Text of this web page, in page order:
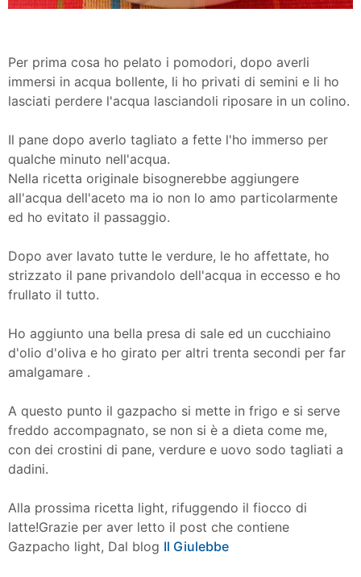
Per prima cosa ho pelato i pomodori, dopo averli
immersi in acqua bollente, li ho privati di semini e li ho
lasciati perdere l'acqua lasciandoli riposare in un colino.
Il pane dopo averlo tagliato a fette l'ho immerso per
qualche minuto nell'acqua.
Nella ricetta originale bisognerebbe aggiungere
all'acqua dell'aceto ma io non lo amo particolarmente
ed ho evitato il passaggio.
Dopo aver lavato tutte le verdure, le ho affettate, ho
strizzato il pane privandolo dell'acqua in eccesso e ho
frullato il tutto.
Ho aggiunto una bella presa di sale ed un cucchiaino
d'olio d'oliva e ho girato per altri trenta secondi per far
amalgamare .
A questo punto il gazpacho si mette in frigo e si serve
freddo accompagnato, se non si è a dieta come me,
con dei crostini di pane, verdure e uovo sodo tagliati a
dadini.
Alla prossima ricetta light, rifuggendo il fiocco di
latte!Grazie per aver letto il post che contiene
Gazpacho light, Dal blog Il Giulebbe